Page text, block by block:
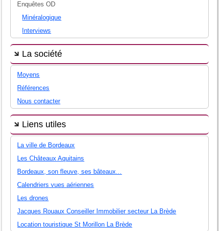
Enquêtes OD
Minéralogique
Interviews
La société
Moyens
Références
Nous contacter
Liens utiles
La ville de Bordeaux
Les Châteaux Aquitains
Bordeaux, son fleuve, ses bâteaux...
Calendriers vues aériennes
Les drones
Jacques Rouaux Conseiller Immobilier secteur La Brède
Location touristique St Morillon La Brède